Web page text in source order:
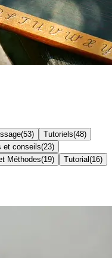
(53) Tutoriels(48)
et conseils(23)
Méthodes(19) Tutorial (16)